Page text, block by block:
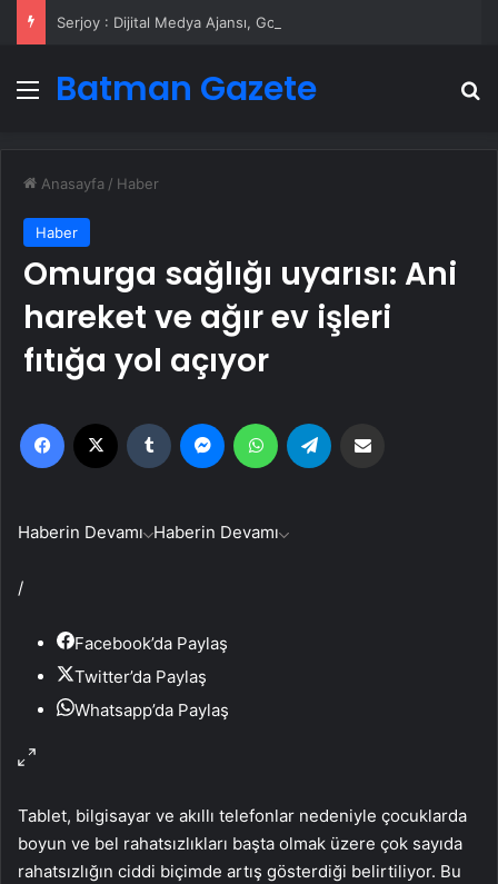
Menü
Batman Gazete
Anasayfa / Haber
Haber
Omurga sağlığı uyarısı: Ani
hareket ve ağır ev işleri
fıtığa yol açıyor
Facebook Tumblr MessengerWhatsApp
Haberin Devamı Haberin Devamı
/
Facebook’da Paylaş
Twitter’da Paylaş
Whatsapp’da Paylaş
Tablet, bilgisayar ve akıllı telefonlar nedeniyle çocuklarda
boyun ve bel rahatsızlıkları başta olmak üzere çok sayıda
rahatsızlığın ciddi biçimde artış gösterdiği belirtiliyor. Bu